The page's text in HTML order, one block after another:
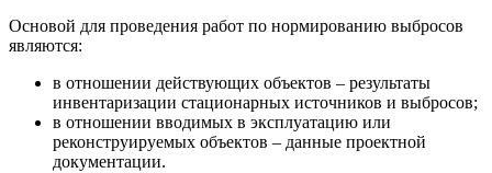
Основой для проведения работ по нормированию выбросов
являются:
в отношении действующих объектов – результаты
инвентаризации стационарных источников и выбросов;
в отношении вводимых в эксплуатацию или
реконструируемых объектов – данные проектной
документации.